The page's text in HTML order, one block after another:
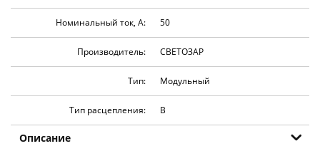
Номинальный ток, А: 50
Производитель: СВЕТОЗАР
Тип: Модульный
Тип расцепления: В
Описание